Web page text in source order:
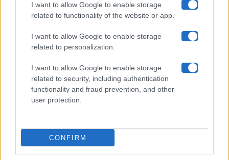
I want to allow Google to enable storage
related to functionality of the website or app.
I want to allow Google to enable storage
related to personalization.
I want to allow Google to enable storage
related to security, including authentication
functionality and fraud prevention, and other
user protection.
CONFIRM
Privacy Policy
Cookie Policy
Preferenze Privacy- Riproduzione riservata - Photo
Credits: Le immagini presenti in questo sito sono di
proprietà di Maste Srl